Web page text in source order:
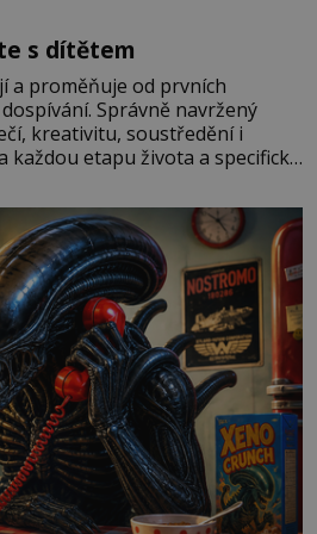
s dítětem
a proměňuje od prvních
Správně navržený
kreativitu, soustředění i
každou etapu života a specifické
by pokoj miminka měl působit
Předškolní věk je